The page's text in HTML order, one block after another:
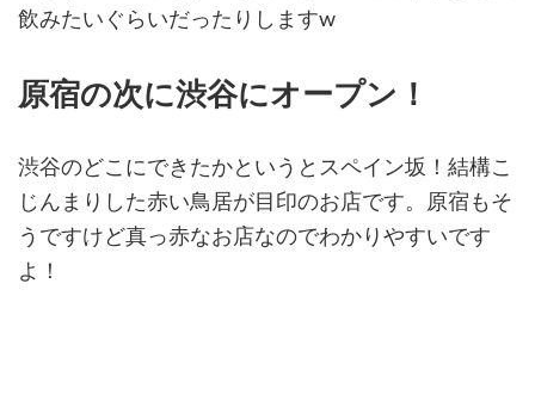
飲みたいぐらいだったりしますw
原宿の次に渋谷にオープン！
渋谷のどこにできたかというとスペイン坂！結構こ
じんまりした赤い鳥居が目印のお店です。原宿もそ
うですけど真っ赤なお店なのでわかりやすいです
よ！